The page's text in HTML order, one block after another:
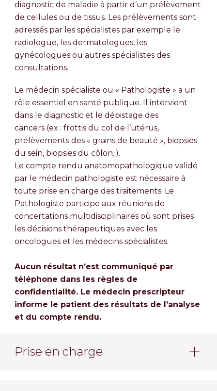
diagnostic de maladie à partir d’un prélèvement
de cellules ou de tissus. Les prélèvements sont
adressés par les spécialistes par exemple le
radiologue, les dermatologues, les
gynécologues ou autres spécialistes des
consultations.
Le médecin spécialiste ou « Pathologiste » a un
rôle essentiel en santé publique. Il intervient
dans le diagnostic et le dépistage des
cancers (ex : frottis du col de l’utérus,
prélèvements des « grains de beauté », biopsies
du sein, biopsies du côlon..).
Le compte rendu anatomopathologique validé
par le médecin pathologiste est nécessaire à
toute prise en charge des traitements. Le
Pathologiste participe aux réunions de
concertations multidisciplinaires où sont prises
les décisions thérapeutiques avec les
oncologues et les médecins spécialistes.
Aucun résultat n’est communiqué par
téléphone dans les règles de
confidentialité. Le médecin prescripteur
informe le patient des résultats de l’analyse
et du compte rendu.
Prise en charge